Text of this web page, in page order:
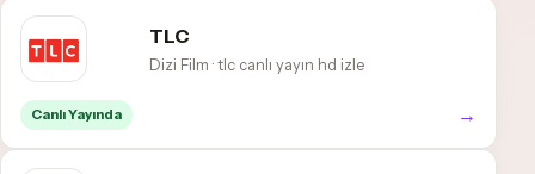
TLC
Dizi Film · tlc canlı yayın hd izle
Canlı Yayında →